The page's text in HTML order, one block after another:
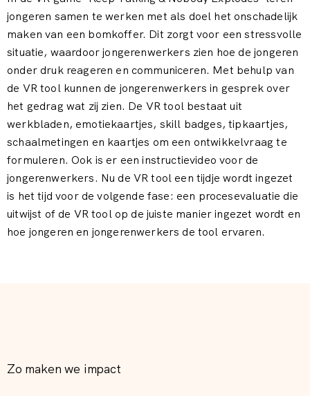
jongeren samen te werken met als doel het onschadelijk
maken van een bomkoffer. Dit zorgt voor een stressvolle
situatie, waardoor jongerenwerkers zien hoe de jongeren
onder druk reageren en communiceren. Met behulp van
de VR tool kunnen de jongerenwerkers in gesprek over
het gedrag wat zij zien. De VR tool bestaat uit
werkbladen, emotiekaartjes, skill badges, tipkaartjes,
schaalmetingen en kaartjes om een ontwikkelvraag te
formuleren. Ook is er een instructievideo voor de
jongerenwerkers. Nu de VR tool een tijdje wordt ingezet
is het tijd voor de volgende fase: een procesevaluatie die
uitwijst of de VR tool op de juiste manier ingezet wordt en
hoe jongeren en jongerenwerkers de tool ervaren.
Zo maken we impact